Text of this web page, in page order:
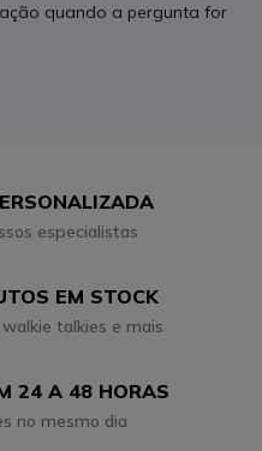
quando a pergunta for
especialistas
EM STOCK
talkies e mais
24 A 48 HORAS
no mesmo dia